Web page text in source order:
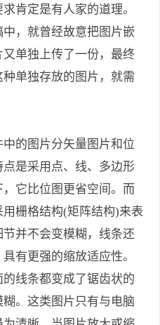
肯定是有人家的道理。
，就曾经故意把图片嵌
单独上传了一份，最终
单独存放的图片，就需
的图片分矢量图片和位
是采用点、线、多边形
它比位图更省空间。而
栅格结构(矩阵结构)来表
并不会变模糊，线条还
有更强的缩放适应性。
线条都变成了锯齿状的
。这类图片只有与电脑